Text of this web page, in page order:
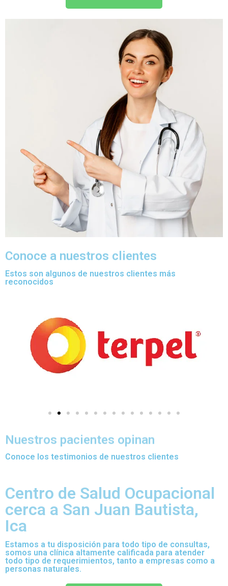
Conoce a nuestros clientes
Estos son algunos de nuestros clientes más
reconocidos
Nuestros pacientes opinan
Conoce los testimonios de nuestros clientes
Centro de Salud Ocupacional
cerca a San Juan Bautista,
Ica
Estamos a tu disposición para todo tipo de consultas,
somos una clínica altamente calificada para atender
todo tipo de requerimientos, tanto a empresas como a
personas naturales.